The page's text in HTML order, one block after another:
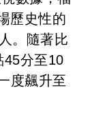
歷史性的
。隨著比
45分至10
度飆升至